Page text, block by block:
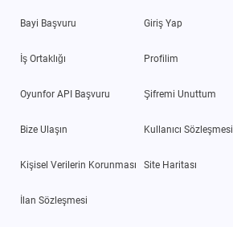
Bayi Başvuru
İş Ortaklığı
Oyunfor API Başvuru
Bize Ulaşın
Kişisel Verilerin Korunması
İlan Sözleşmesi
Giriş Yap
Profilim
Şifremi Unuttum
Kullanıcı Sözleşmesi
Site Haritası